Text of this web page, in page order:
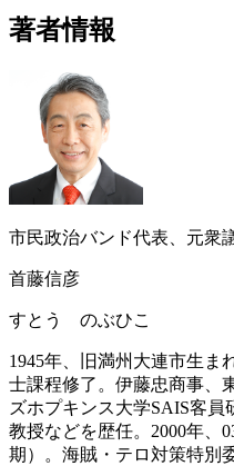
著者情報
市民政治バンド代表、元衆
首藤信彦
すとう のぶひこ
1945年、旧満州大連市生ま
士課程修了。伊藤忠商事、
ズホプキンス大学SAIS客
教授などを歴任。2000年、
期）。海賊・テロ対策特別